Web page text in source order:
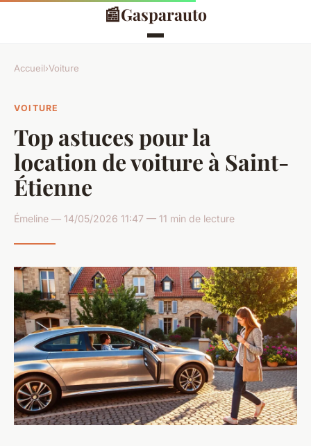
📰Gasparauto
Accueil›Voiture
VOITURE
Top astuces pour la
location de voiture à Saint-
Étienne
Émeline — 14/05/2026 11:47 — 11 min de lecture